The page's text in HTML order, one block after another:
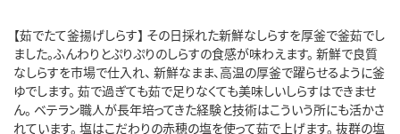
【茹でたて釜揚げしらす】 その日採れた新鮮なしらすを厚釜で釜茹でし
ました。ふんわりとぷりぷりのしらすの食感が味わえます。 新鮮で良質
なしらすを市場で仕入れ、 新鮮なまま、高温の厚釜で躍らせるように釜
ゆでします。 茹で過ぎても茹で足りなくても美味しいしらすはできませ
ん。 ベテラン職人が長年培ってきた経験と技術はこういう所にも活かさ
れています。 塩はこだわりの赤穂の塩を使って茹で上げます。 抜群の塩